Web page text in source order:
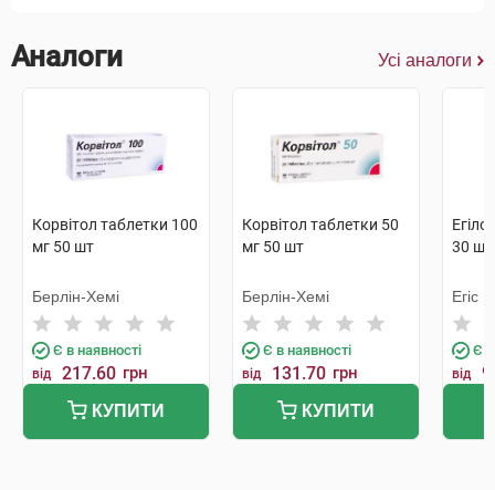
Аналоги Усі аналоги
Корвітол таблетки 100
мг 50 шт
Берлін-Хемі
Є в наявності
від 217.60 грн
КУПИТИ
Корвітол таблетки 50
мг 50 шт
Берлін-Хемі
Є в наявності
від 131.70 грн
КУПИТИ
30 шт
Егіс
Є в
від